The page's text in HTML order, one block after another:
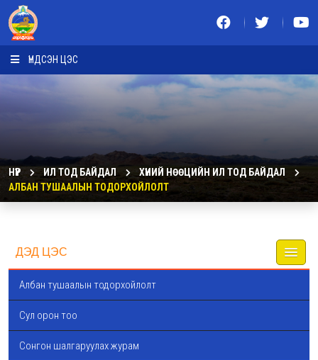
ҮНДСЭН ЦЭС
НҮҮР ИЛ ТОД БАЙДАЛ
ХҮНИЙ НӨӨЦИЙН ИЛ ТОД БАЙДАЛ
АЛБАН ТУШААЛЫН ТОДОРХОЙЛОЛТ
ДЭД ЦЭС
Албан тушаалын тодорхойлолт
Сул орон тоо
Сонгон шалгаруулах журам